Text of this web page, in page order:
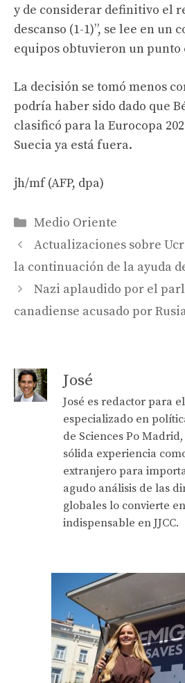
y de considerar definitivo el
descanso (1-1)”, se lee en un
equipos obtuvieron un punto
La decisión se tomó menos
podría haber sido dado que
clasificó para la Eurocopa
Suecia ya está fuera.
jh/mf (AFP, dpa)
Categories
Medio Oriente
Actualizaciones sobre
la continuación de la ayuda
Nazi aplaudido por el
canadiense acusado por
José
José es redactor para el
especializado en
de Sciences Po
sólida experiencia
extranjero para
agudo análisis de las
globales lo convierte
indispensable en JJCC.